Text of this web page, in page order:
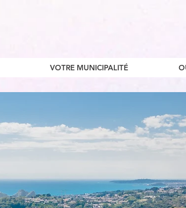
VOTRE MUNICIPALITÉ